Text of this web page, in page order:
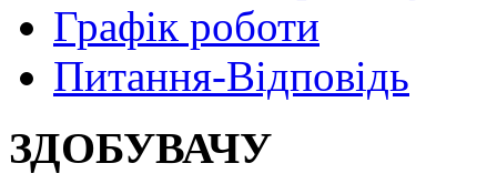
Графік роботи
Питання-Відповідь
ЗДОБУВАЧУ